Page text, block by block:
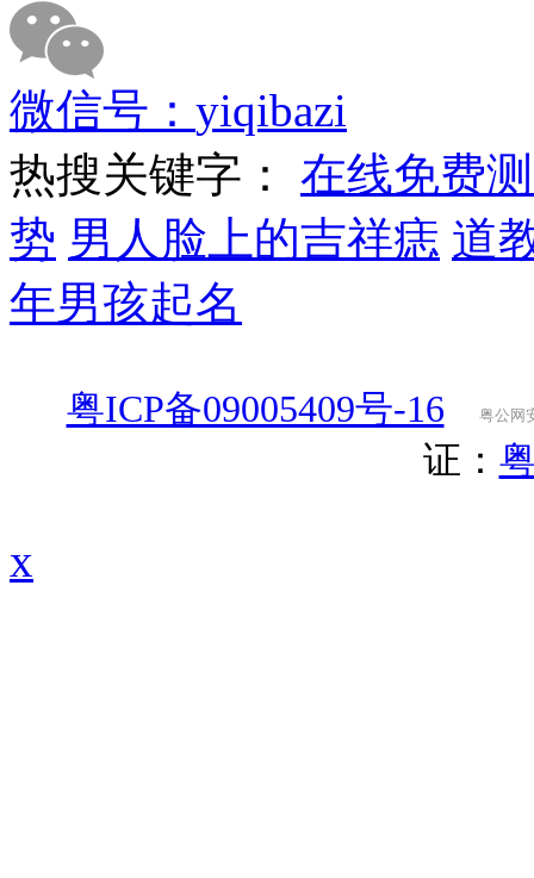
微信号： yiqibazi
热搜关键字： 在线免费
势 男人脸上的吉祥痣 道
年男孩起名
粤ICP备09005409号-16 粤公网
证：
x